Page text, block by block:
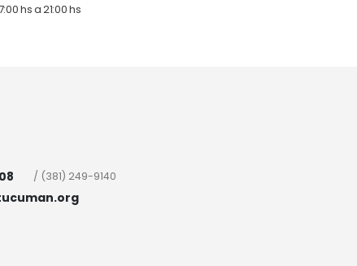
hs a 21:00 hs
/ (381) 249-9140